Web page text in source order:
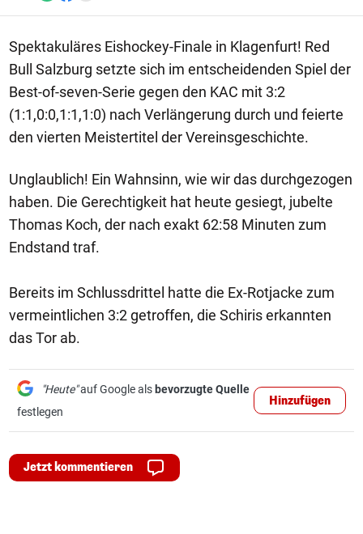
Spektakuläres Eishockey-Finale in Klagenfurt! Red
Bull Salzburg setzte sich im entscheidenden Spiel der
Best-of-seven-Serie gegen den KAC mit 3:2
(1:1,0:0,1:1,1:0) nach Verlängerung durch und feierte
den vierten Meistertitel der Vereinsgeschichte.
Unglaublich! Ein Wahnsinn, wie wir das durchgezogen
haben. Die Gerechtigkeit hat heute gesiegt, jubelte
Thomas Koch, der nach exakt 62:58 Minuten zum
Endstand traf.
Bereits im Schlussdrittel hatte die Ex-Rotjacke zum
vermeintlichen 3:2 getroffen, die Schiris erkannten
das Tor ab.
"Heute"auf Google als bevorzugte Quelle
festlegen
Hinzufügen
Jetzt kommentieren